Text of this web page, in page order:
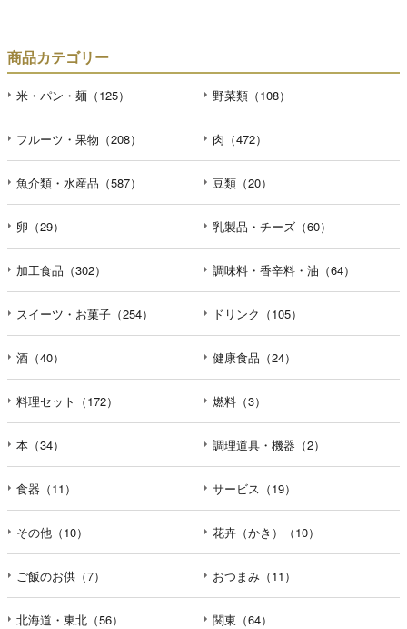
商品カテゴリー
米・パン・麺（125） 野菜類（108）
フルーツ・果物（208） 肉（472）
魚介類・水産品（587） 豆類（20）
卵（29） 乳製品・チーズ（60）
加工食品（302） 調味料・香辛料・油（64）
スイーツ・お菓子（254） ドリンク（105）
酒（40） 健康食品（24）
料理セット（172） 燃料（3）
本（34） 調理道具・機器（2）
食器（11） サービス（19）
その他（10） 花卉（かき）（10）
ご飯のお供（7） おつまみ（11）
北海道・東北（56） 関東（64）